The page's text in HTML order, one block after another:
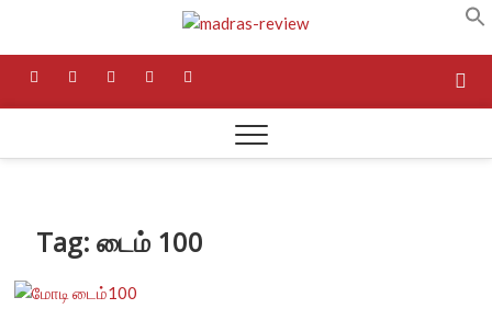
content
Madras
MEDIA
facebooktwitterinstagrampinterestlinkedin
Tag:டைம் 100